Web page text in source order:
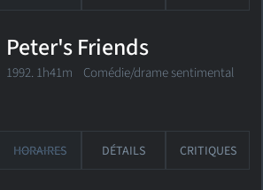
Peter's Friends
1992. 1h41m Comédie/drame sentimental
HORAIRES DÉTAILS CRITIQUES